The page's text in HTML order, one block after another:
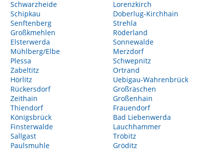
Schwarzheide
Schipkau
Senftenberg
Großkmehlen
Elsterwerda
Mühlberg/Elbe
Plessa
Zabeltitz
Hörlitz
Rückersdorf
Zeithain
Thiendorf
Königsbrück
Finsterwalde
Sallgast
Paulsmuhle
Lorenzkirch
Doberlug-Kirchhain
Strehla
Röderland
Sonnewalde
Merzdorf
Schwepnitz
Ortrand
Uebigau-Wahrenbrück
Großräschen
Großenhain
Frauendorf
Bad Liebenwerda
Lauchhammer
Tröbitz
Gröditz